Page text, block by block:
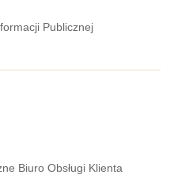
Publicznej
Biuro Obsługi Klienta